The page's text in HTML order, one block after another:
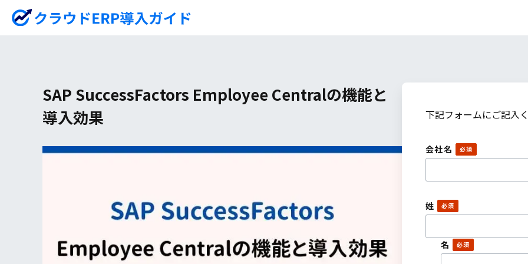
SAP SuccessFactors Employee Centralの機能と
導入効果
下記フォームにご記入く
会社名
姓
名